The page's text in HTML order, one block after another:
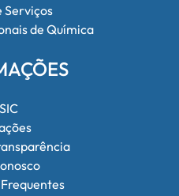
Serviços
de Química